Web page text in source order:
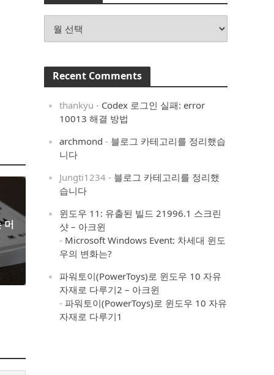
머
Recent Comments
thankyu - Codex 로그인 실패: error
10013 해결 방법
archmond - 블로그 카테고리를 정리했습
니다
Jungti1234 - 블로그 카테고리를 정리했
습니다
윈도우 11: 유출된 빌드 21996.1 스크린
샷 – 아크윈
- Microsoft Windows Event: 차세대 윈도
우의 변화는?
파워토이(PowerToys)로 윈도우 10 자유
자재로 다루기2 – 아크윈
- 파워토이(PowerToys)로 윈도우 10 자유
자재로 다루기1